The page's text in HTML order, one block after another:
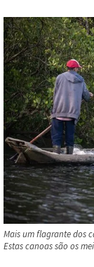
Mais um flagrante dos
Estas canoas são os